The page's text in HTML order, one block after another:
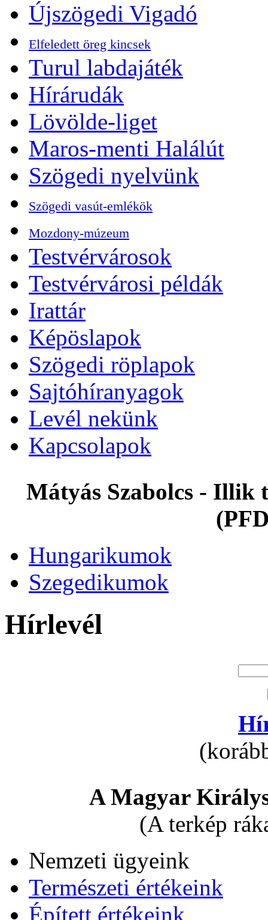
Újszögedi Vigadó
Elfeledett öreg kincsek
Turul labdajáték
Hírárudák
Lövölde-liget
Maros-menti Halálút
Szögedi nyelvünk
Szögedi vasút-emlékök
Mozdony-múzeum
Testvérvárosok
Testvérvárosi példák
Irattár
Képöslapok
Szögedi röplapok
Sajtóhíranyagok
Levél nekünk
Kapcsolapok
Mátyás Szabolcs - Illik
Hungarikumok
Szegedikumok
Hírlevél
A Magyar
(A terkép
Nemzeti ügyeink
Természeti értékeink
Épített értékeink